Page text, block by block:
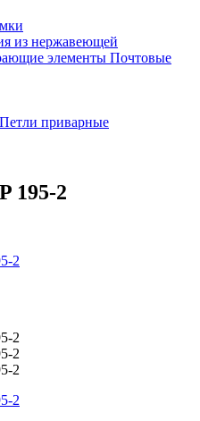
из нержавеющей
элементы Почтовые
Петли приварные
195-2